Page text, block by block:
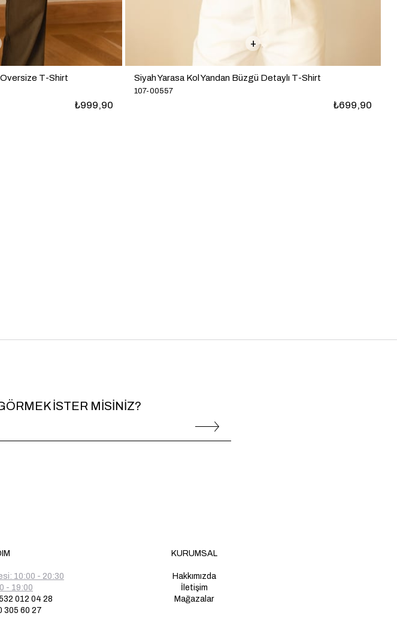
Oversize T-Shirt
₺999,90
Siyah Yarasa Kol Yandan Büzgü Detaylı T-Shirt
107-00557
₺699,90
İSTER MİSİNİZ?
10:00 - 20:30
- 19:00
012 04 28
305 60 27
KURUMSAL
Hakkımızda
İletişim
Mağazalar